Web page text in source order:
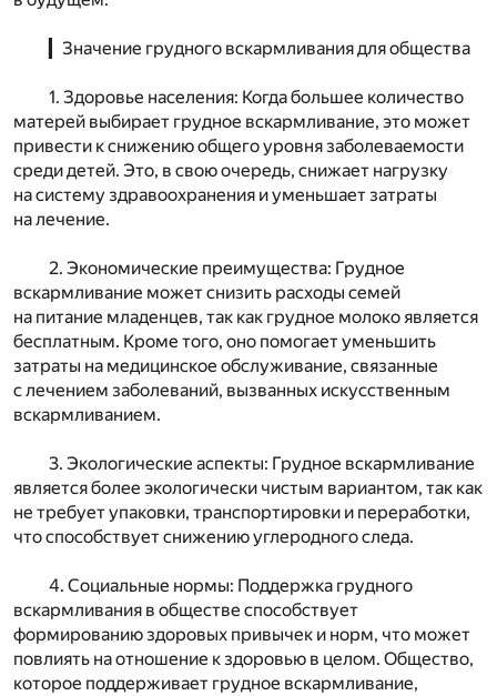
▎Значение грудного вскармливания для общества
1. Здоровье населения: Когда большее количество
матерей выбирает грудное вскармливание, это может
привести к снижению общего уровня заболеваемости
среди детей. Это, в свою очередь, снижает нагрузку
на систему здравоохранения и уменьшает затраты
на лечение.
2. Экономические преимущества: Грудное
вскармливание может снизить расходы семей
на питание младенцев, так как грудное молоко является
бесплатным. Кроме того, оно помогает уменьшить
затраты на медицинское обслуживание, связанные
с лечением заболеваний, вызванных искусственным
вскармливанием.
3. Экологические аспекты: Грудное вскармливание
является более экологически чистым вариантом, так как
не требует упаковки, транспортировки и переработки,
что способствует снижению углеродного следа.
4. Социальные нормы: Поддержка грудного
вскармливания в обществе способствует
формированию здоровых привычек и норм, что может
повлиять на отношение к здоровью в целом. Общество,
которое поддерживает грудное вскармливание,